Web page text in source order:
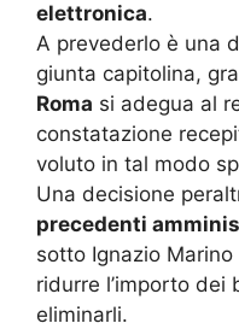
elettronica.
A prevederlo è una
giunta capitolina,
Roma si adegua al
constatazione
voluto in tal modo
Una decisione
precedenti
sotto Ignazio Marino
ridurre l’importo
eliminarli.